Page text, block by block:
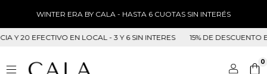
WINTER ERA BY CALA - HASTA 6 CUOTAS SIN INTERÉS
EFECTIVO EN LOCAL - 3 Y 6 SIN INTERES 15% DE DESCUENTO EN
0